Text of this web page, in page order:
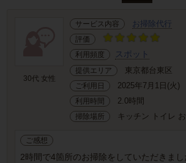
30代 女性
サービス内容 お掃除代行
評価
利用頻度
スポット
提供エリア 東京都台東区
ご利用日 2025年7月1日(火)
利用時間 2.0時間
掃除場所 キッチン トイレ
ご感想
2時間で4箇所のお掃除をしていただきま